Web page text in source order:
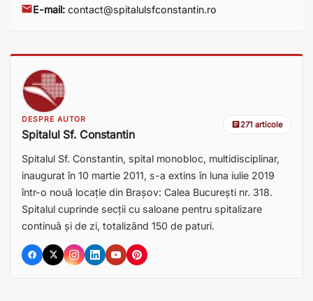
E-mail: contact@spitalulsfconstantin.ro
DESPRE AUTOR
Spitalul Sf. Constantin
271 articole
Spitalul Sf. Constantin, spital monobloc, multidisciplinar,
inaugurat în 10 martie 2011, s-a extins în luna iulie 2019
într-o nouă locație din Brașov: Calea București nr. 318.
Spitalul cuprinde secții cu saloane pentru spitalizare
continuă și de zi, totalizând 150 de paturi.